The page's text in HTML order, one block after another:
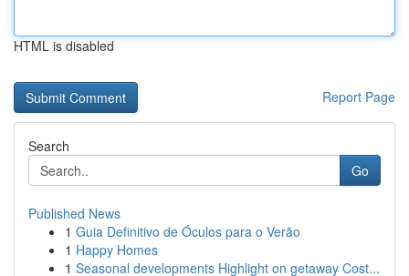
HTML is disabled
Report Page
Search
Go
Published News
1 Guia Definitivo de Óculos para o Verão
1 Happy Homes
1 Seasonal developments Highlight on getaway Cost...